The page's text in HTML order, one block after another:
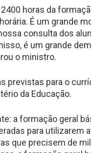
horas da
É um grande
consulta dos
é um grande
o ministro.
previstas para o
da Educação.
a formação geral
para utilizarem
que precisem de mil